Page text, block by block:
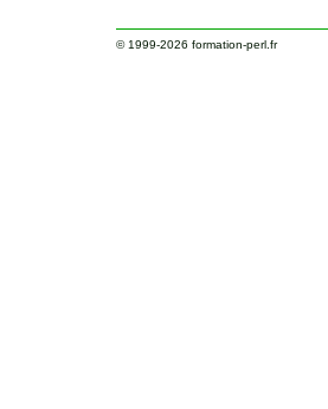
© 1999-2026 formation-perl.fr